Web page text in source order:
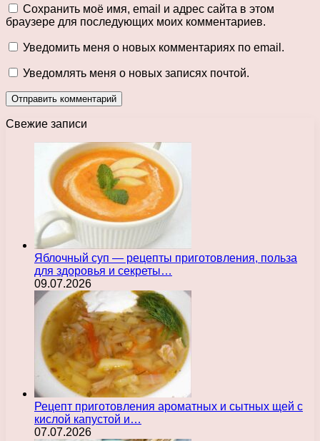
Сохранить моё имя, email и адрес сайта в этом
браузере для последующих моих комментариев.
Уведомить меня о новых комментариях по email.
Уведомлять меня о новых записях почтой.
Свежие записи
Яблочный суп — рецепты приготовления, польза
для здоровья и секреты…
09.07.2026
Рецепт приготовления ароматных и сытных щей с
кислой капустой и…
07.07.2026